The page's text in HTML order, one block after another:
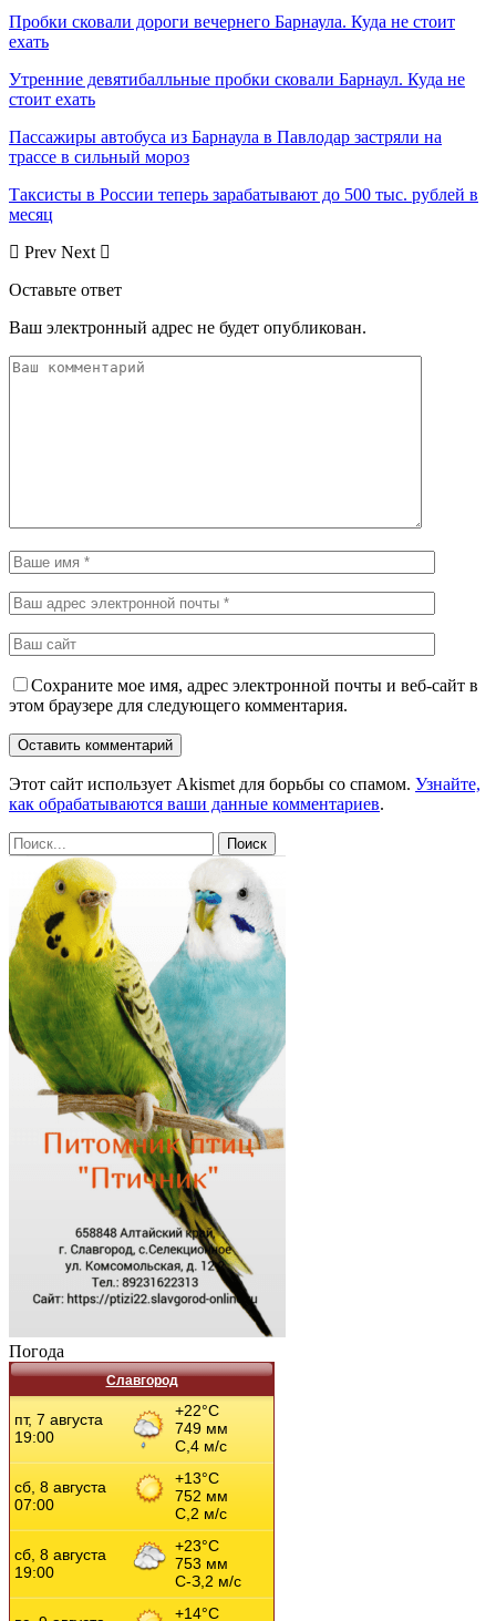
Пробки сковали дороги вечернего Барнаула. Куда не стоит
ехать
Утренние девятибалльные пробки сковали Барнаул. Куда не
стоит ехать
Пассажиры автобуса из Барнаула в Павлодар застряли на
трассе в сильный мороз
Таксисты в России теперь зарабатывают до 500 тыс. рублей в
месяц
Prev Next
Оставьте ответ
Ваш электронный адрес не будет опубликован.
Сохраните мое имя, адрес электронной почты и веб-сайт в
этом браузере для следующего комментария.
Этот сайт использует Akismet для борьбы со спамом. Узнайте,
как обрабатываются ваши данные комментариев.
Погода
Славгород